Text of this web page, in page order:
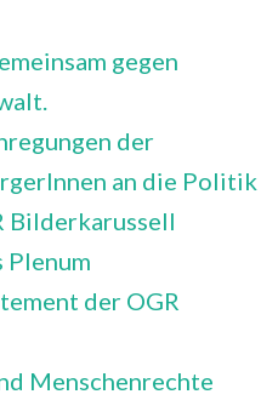
gegen
der
an die Politik
Bilderkarussell
Plenum
der OGR
Menschenrechte